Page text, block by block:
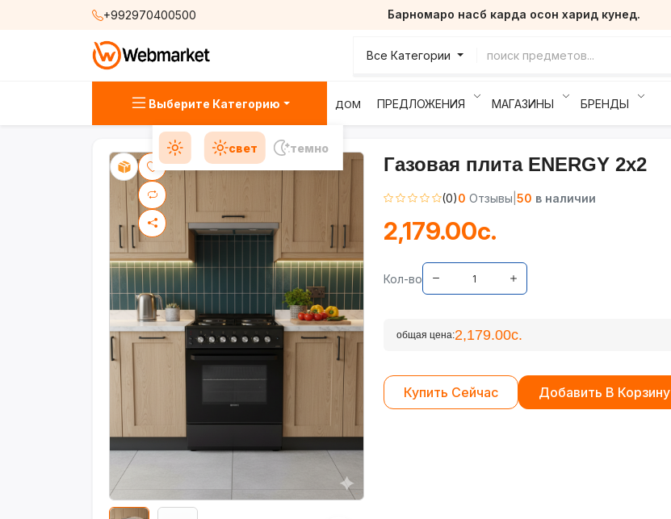
+992970400500 Барномаро насб карда осон харид кунед.
Все Категории
Выберите Категорию ДОМ ПРЕДЛОЖЕНИЯ МАГАЗИНЫ БРЕНДЫ
свет темно
Газовая плита ENERGY 2х2
(0)0 Отзывы 50 в наличии
2,179.00с.
Кол-во
общая цена:2,179.00с.
Купить Сейчас Добавить В Корзину